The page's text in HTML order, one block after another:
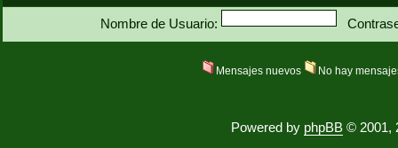
Nombre de Usuario:
Mensajes nuevos No hay
Powered by phpBB © 2001,